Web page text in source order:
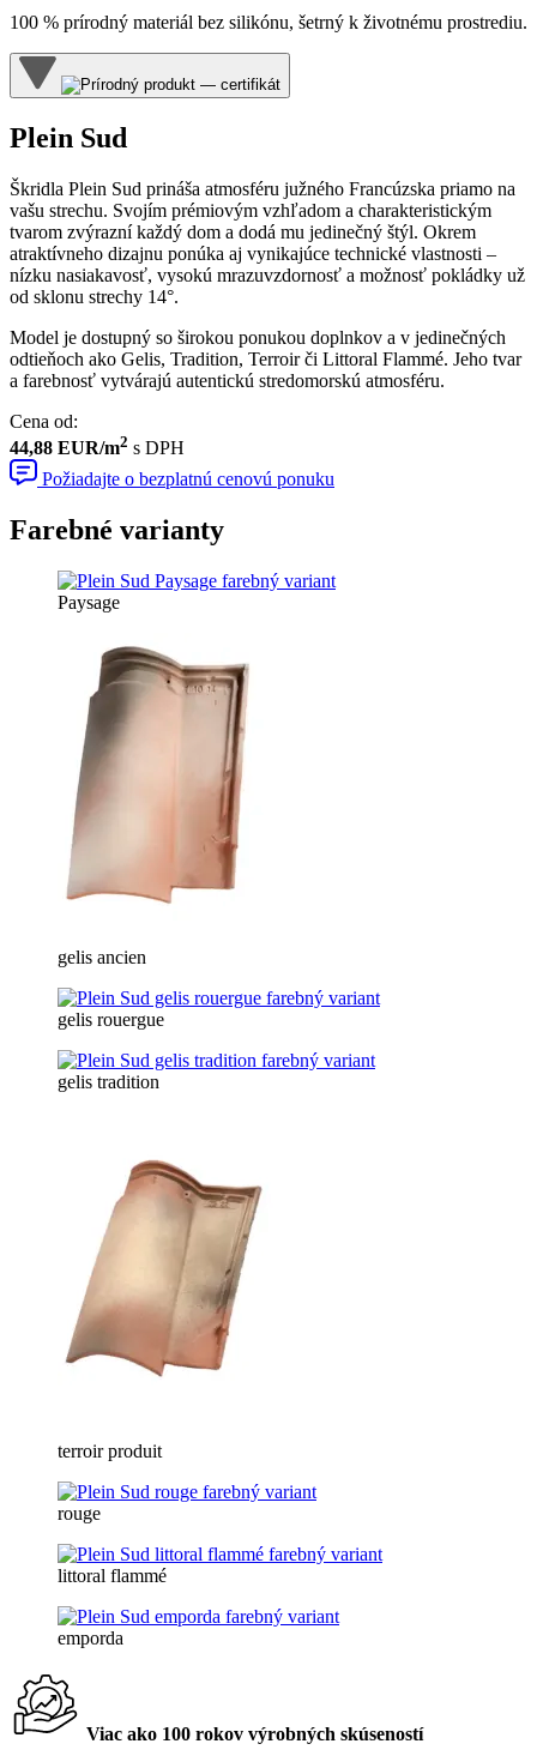
100 % prírodný materiál bez silikónu, šetrný k životnému prostrediu.
Plein Sud
Škridla Plein Sud prináša atmosféru južného Francúzska priamo na
vašu strechu. Svojím prémiovým vzhľadom a charakteristickým
tvarom zvýrazní každý dom a dodá mu jedinečný štýl. Okrem
atraktívneho dizajnu ponúka aj vynikajúce technické vlastnosti –
nízku nasiakavosť, vysokú mrazuvzdornosť a možnosť pokládky už
od sklonu strechy 14°.
Model je dostupný so širokou ponukou doplnkov a v jedinečných
odtieňoch ako Gelis, Tradition, Terroir či Littoral Flammé. Jeho tvar
a farebnosť vytvárajú autentickú stredomorskú atmosféru.
Cena od:
44,88 EUR/m2 s DPH
Požiadajte o bezplatnú cenovú ponuku
Farebné varianty
Paysage
gelis ancien
gelis rouergue
gelis tradition
terroir produit
rouge
littoral flammé
emporda
Viac ako 100 rokov výrobných skúseností